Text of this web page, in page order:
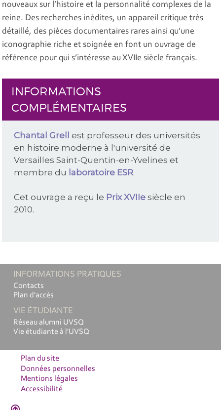
nouveaux sur l’histoire et la personnalité complexes de la
reine. Des recherches inédites, un appareil critique très
détaillé, des pièces documentaires rares ainsi qu’une
iconographie riche et soignée en font un ouvrage de
référence pour qui s’intéresse au XVIIe siècle français.
INFORMATIONS
COMPLÉMENTAIRES
Chantal Grell
est professeur des universités
en histoire moderne à l'université de
Versailles Saint-Quentin-en-Yvelines et
membre du laboratoire ESR.
Cet ouvrage a reçu le Prix XVIIe siècle en
2010.
INFORMATIONS PRATIQUES
Contacts
Plan d'accès
VIE ÉTUDIANTE
Réseau alumni UVSQ
Vie étudiante à l'UVSQ
Plan du site
Données personnelles
Mentions légales
Accessibilité